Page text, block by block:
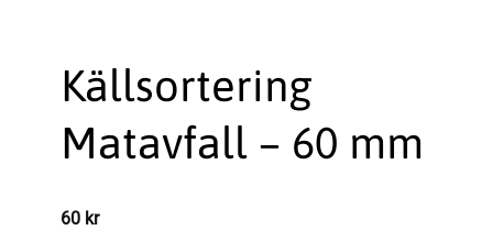
Källsortering
Matavfall – 60 mm
60 kr